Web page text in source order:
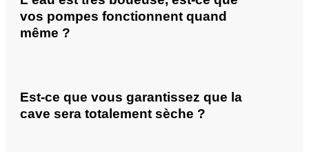
vos pompes fonctionnent quand
même ?
Est-ce que vous garantissez que la
cave sera totalement sèche ?